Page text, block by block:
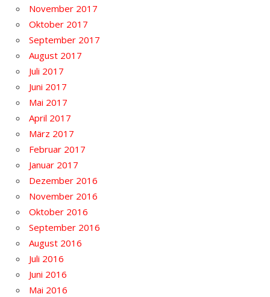
November 2017
Oktober 2017
September 2017
August 2017
Juli 2017
Juni 2017
Mai 2017
April 2017
März 2017
Februar 2017
Januar 2017
Dezember 2016
November 2016
Oktober 2016
September 2016
August 2016
Juli 2016
Juni 2016
Mai 2016